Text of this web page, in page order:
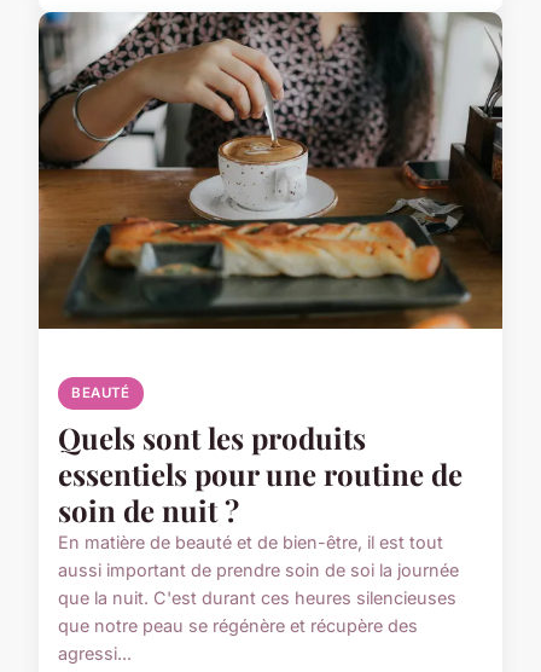
BEAUTÉ
Quels sont les produits
essentiels pour une routine de
soin de nuit ?
En matière de beauté et de bien-être, il est tout
aussi important de prendre soin de soi la journée
que la nuit. C'est durant ces heures silencieuses
que notre peau se régénère et récupère des
agressi...